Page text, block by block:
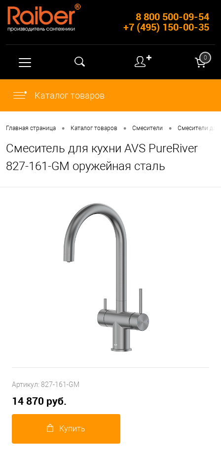
8 800 500-09-54
+7 (495) 150-00-35
✚ 0
Каталог товаров
Главная страница • Каталог товаров • Смесители • Смесители для
Смеситель для кухни AVS PureRiver
827-161-GM оружейная сталь
Артикул: 827-161-GM
14 870 руб.
Купить